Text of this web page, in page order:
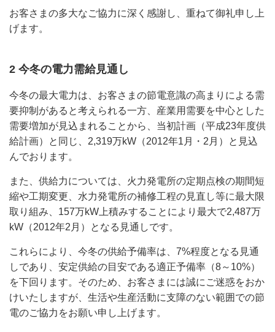
お客さまの多大なご協力に深く感謝し、重ねて御礼申し上
げます。
2 今冬の電力需給見通し
今冬の最大電力は、お客さまの節電意識の高まりによる需
要抑制があると考えられる一方、産業用需要を中心とした
需要増加が見込まれることから、当初計画（平成23年度供
給計画）と同じ、2,319万kW（2012年1月・2月）と見込
んでおります。
また、供給力については、火力発電所の定期点検の期間短
縮や工期変更、水力発電所の補修工程の見直し等に最大限
取り組み、157万kW上積みすることにより最大で2,487万
kW（2012年2月）となる見通しです。
これらにより、今冬の供給予備率は、7%程度となる見通
しであり、安定供給の目安である適正予備率（8～10%）
を下回ります。そのため、お客さまには誠にご迷惑をおか
けいたしますが、生活や生産活動に支障のない範囲での節
電のご協力をお願い申し上げます。